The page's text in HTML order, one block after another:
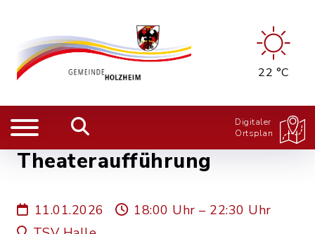
22 °C
Digitaler
Ortsplan
Theateraufführung
11.01.2026
18:00 Uhr – 22:30 Uhr